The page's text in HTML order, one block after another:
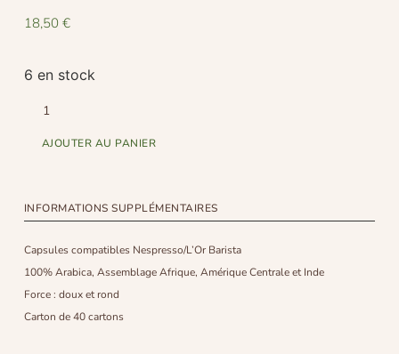
18,50 €
6 en stock
AJOUTER AU PANIER
INFORMATIONS SUPPLÉMENTAIRES
Capsules compatibles Nespresso/L’Or Barista
100% Arabica, Assemblage Afrique, Amérique Centrale et Inde
Force : doux et rond
Carton de 40 cartons